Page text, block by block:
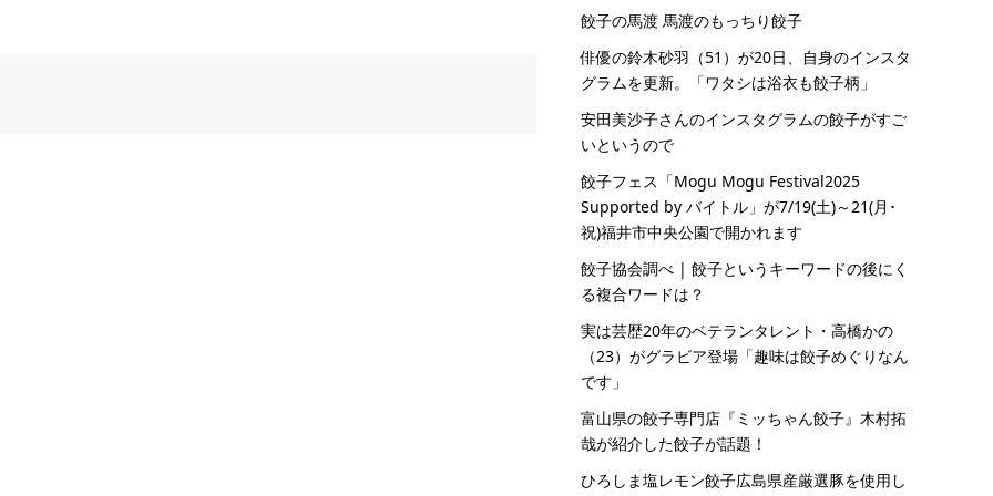
餃子の馬渡 馬渡のもっちり餃子
俳優の鈴木砂羽（51）が20日、自身のインスタ
グラムを更新。「ワタシは浴衣も餃子柄」
安田美沙子さんのインスタグラムの餃子がすご
いというので
餃子フェス「Mogu Mogu Festival2025
Supported by バイトル」が7/19(土)～21(月･
祝)福井市中央公園で開かれます
餃子協会調べ | 餃子というキーワードの後にく
る複合ワードは？
実は芸歴20年のベテランタレント・高橋かの
（23）がグラビア登場「趣味は餃子めぐりなん
です」
富山県の餃子専門店『ミッちゃん餃子』木村拓
哉が紹介した餃子が話題！
ひろしま塩レモン餃子広島県産厳選豚を使用し